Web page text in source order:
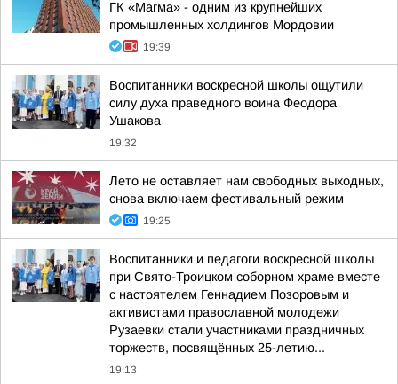
ГК «Магма» - одним из крупнейших
промышленных холдингов Мордовии
19:39
Воспитанники воскресной школы ощутили
силу духа праведного воина Феодора
Ушакова
19:32
Лето не оставляет нам свободных выходных,
снова включаем фестивальный режим
19:25
Воспитанники и педагоги воскресной школы
при Свято-Троицком соборном храме вместе
с настоятелем Геннадием Позоровым и
активистами православной молодежи
Рузаевки стали участниками праздничных
торжеств, посвящённых 25-летию...
19:13